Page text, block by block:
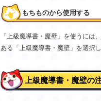
もちものから使用する
「上級魔導書・魔壁」を使うに
ある「上級魔導書・魔壁」を選択
上級魔導書・魔壁の